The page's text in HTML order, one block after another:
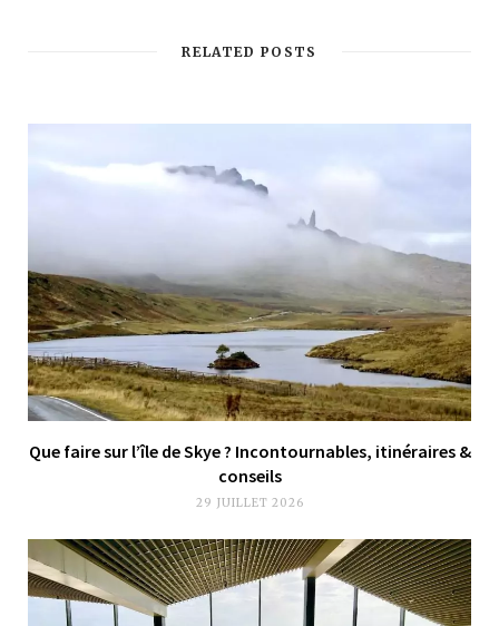
RELATED POSTS
Que faire sur l’île de Skye ? Incontournables, itinéraires &
conseils
29 JUILLET 2026